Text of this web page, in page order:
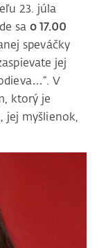
23. júla
sa o 17.00
speváčky
jej
V
ktorý je
jej myšlienok,